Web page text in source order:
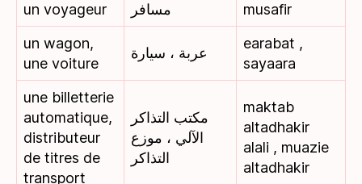
un voyageur
مسافر
musafir
un wagon,
une voiture
عربة ، سيارة
earabat ,
sayaara
une billetterie
automatique,
distributeur
de titres de
transport
مكتب التذاكر
الآلي ، موزع
التذاكر
maktab
altadhakir
alali , muazie
altadhakir